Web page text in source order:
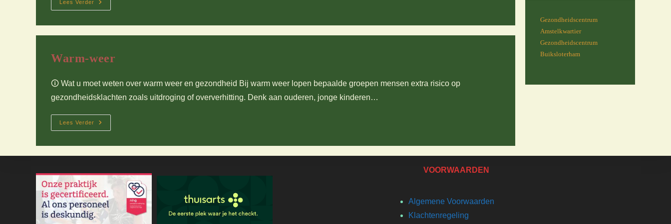
Lees Verder
Enquete-
2025
Warm-weer
🛈 Wat u moet weten over warm weer en gezondheid Bij warm weer lopen bepaalde groepen mensen extra risico op
gezondheidsklachten zoals uitdroging of oververhitting. Denk aan ouderen, jonge kinderen…
Lees Verder
Warm-
Weer
Gezondheidscentrum
Amstelkwartier
Gezondheidscentrum
Buiksloterham
VOORWAARDEN
Algemene Voorwaarden
Klachtenregeling